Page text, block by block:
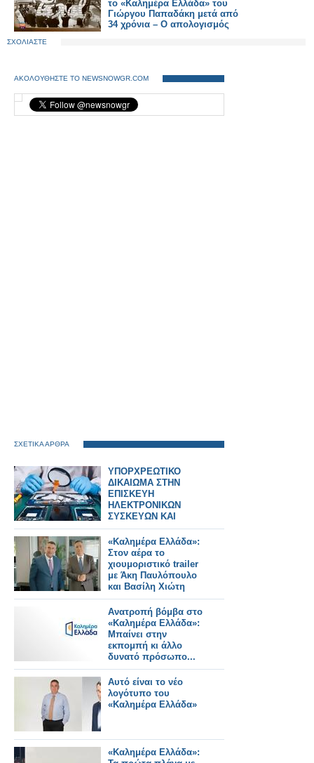
το «Καλημέρα Ελλάδα» του
Γιώργου Παπαδάκη μετά από
34 χρόνια – Ο απολογισμός
ΣΧΟΛΙΑΣΤΕ
ΑΚΟΛΟΥΘΗΣΤΕ ΤΟ NEWSNOWGR.COM
ΣΧΕΤΙΚΑ ΑΡΘΡΑ
ΥΠΟΡΧΡΕΩΤΙΚΟ
ΔΙΚΑΙΩΜΑ ΣΤΗΝ
ΕΠΙΣΚΕΥΗ
ΗΛΕΚΤΡΟΝΙΚΩΝ
ΣΥΣΚΕΥΩΝ ΚΑΙ
SPARTPHONES ΣΤΗΝ
ΕΛΛΑΔΑ
«Καλημέρα Ελλάδα»:
Στον αέρα το
χιουμοριστικό trailer
με Άκη Παυλόπουλο
και Βασίλη Χιώτη
Ανατροπή βόμβα στο
«Καλημέρα Ελλάδα»:
Μπαίνει στην
εκπομπή κι άλλο
δυνατό πρόσωπο...
Αυτό είναι το νέο
λογότυπο του
«Καλημέρα Ελλάδα»
«Καλημέρα Ελλάδα»: